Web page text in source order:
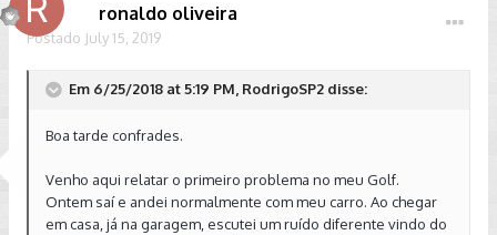
ronaldo oliveira
Postado July 15, 2019
Em 6/25/2018 at 5:19 PM, RodrigoSP2 disse:
Boa tarde confrades.
Venho aqui relatar o primeiro problema no meu Golf.
Ontem saí e andei normalmente com meu carro. Ao chegar
em casa, já na garagem, escutei um ruído diferente vindo do